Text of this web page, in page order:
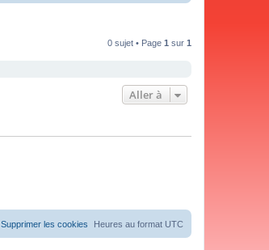
0 sujet • Page 1 sur 1
Aller à
Heures au format UTC
Supprimer les cookies